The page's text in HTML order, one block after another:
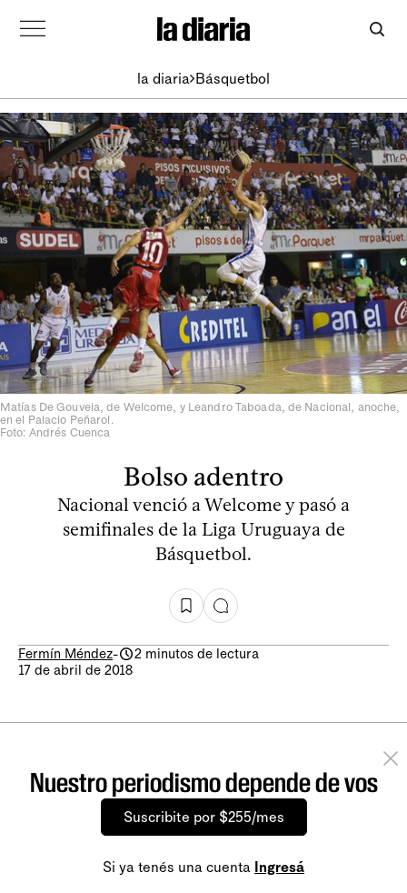
la diaria Básquetbol
Matías De Gouveia, de Welcome, y Leandro Taboada, de Nacional, anoche,
en el Palacio Peñarol.
Foto: Andrés Cuenca
Bolso adentro
Nacional venció a Welcome y pasó a
semifinales de la Liga Uruguaya de
Básquetbol.
Fermín Méndez-
2 minutos de lectura
17 de abril de 2018
Nuestro periodismo depende de vos
Suscribite por $255/mes
Si ya tenés una cuenta Ingresá